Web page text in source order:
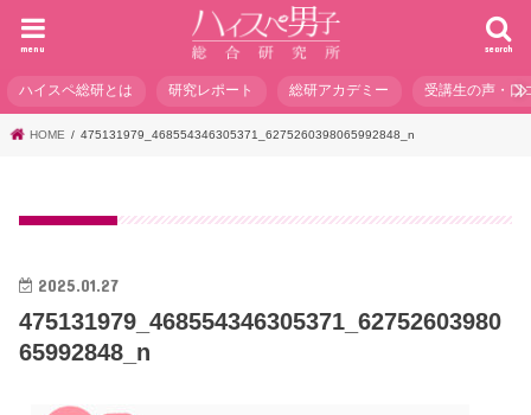
search
menu
ハイスペ総研とは 研究レポート 総研アカデミー 受講生の声・口
HOME 475131979_468554346305371_6275260398065992848_n
2025.01.27
475131979_468554346305371_62752603980
65992848_n